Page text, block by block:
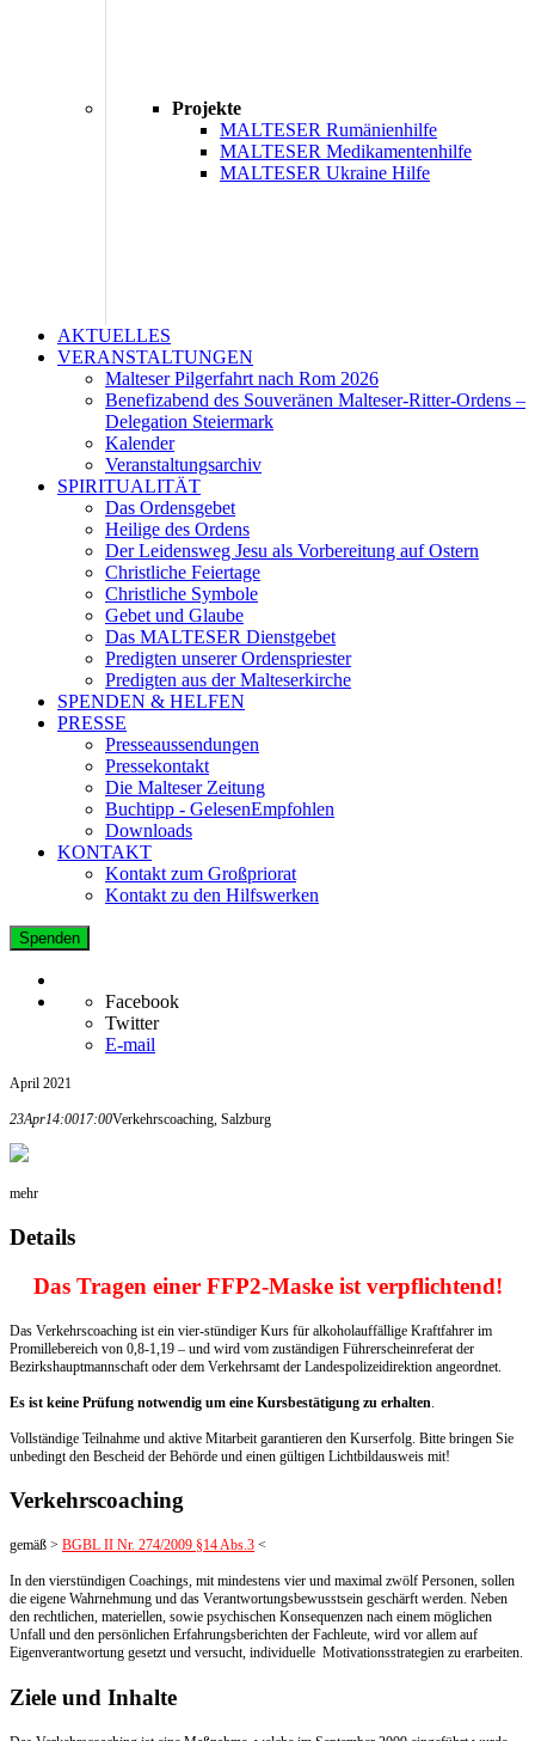
Projekte
MALTESER Rumänienhilfe
MALTESER Medikamentenhilfe
MALTESER Ukraine Hilfe
AKTUELLES
VERANSTALTUNGEN
Malteser Pilgerfahrt nach Rom 2026
Benefizabend des Souveränen Malteser-Ritter-Ordens –
Delegation Steiermark
Kalender
Veranstaltungsarchiv
SPIRITUALITÄT
Das Ordensgebet
Heilige des Ordens
Der Leidensweg Jesu als Vorbereitung auf Ostern
Christliche Feiertage
Christliche Symbole
Gebet und Glaube
Das MALTESER Dienstgebet
Predigten unserer Ordenspriester
Predigten aus der Malteserkirche
SPENDEN & HELFEN
PRESSE
Presseaussendungen
Pressekontakt
Die Malteser Zeitung
Buchtipp - GelesenEmpfohlen
Downloads
KONTAKT
Kontakt zum Großpriorat
Kontakt zu den Hilfswerken
Spenden
Facebook
Twitter
E-mail
April 2021
23Apr14:0017:00Verkehrscoaching, Salzburg
mehr
Details
Das Tragen einer FFP2-Maske ist verpflichtend!
Das Verkehrscoaching ist ein vier-stündiger Kurs für alkoholauffällige Kraftfahrer im
Promillebereich von 0,8-1,19 – und wird vom zuständigen Führerscheinreferat der
Bezirkshauptmannschaft oder dem Verkehrsamt der Landespolizeidirektion angeordnet.
Es ist keine Prüfung notwendig um eine Kursbestätigung zu erhalten
Vollständige Teilnahme und aktive Mitarbeit garantieren den Kurserfolg. Bitte bringen Sie
unbedingt den Bescheid der Behörde und einen gültigen Lichtbildausweis mit!
Verkehrscoaching
gemäß > BGBL II Nr. 274/2009 §14 Abs.3 <
In den vierstündigen Coachings, mit mindestens vier und maximal zwölf Personen, sollen
die eigene Wahrnehmung und das Verantwortungsbewusstsein geschärft werden. Neben
den rechtlichen, materiellen, sowie psychischen Konsequenzen nach einem möglichen
Unfall und den persönlichen Erfahrungsberichten der Fachleute, wird vor allem auf
Eigenverantwortung gesetzt und versucht, individuelle Motivationsstrategien zu erarbeiten.
Ziele und Inhalte